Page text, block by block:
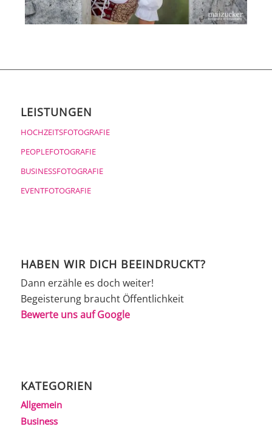
LEISTUNGEN
HOCHZEITSFOTOGRAFIE
PEOPLEFOTOGRAFIE
BUSINESSFOTOGRAFIE
EVENTFOTOGRAFIE
HABEN WIR DICH BEEINDRUCKT?
Dann erzähle es doch weiter!
Begeisterung braucht Öffentlichkeit
Bewerte uns auf Google
KATEGORIEN
Allgemein
Business